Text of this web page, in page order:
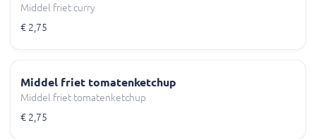
Middel friet curry
€ 2,75
Middel friet tomatenketchup
Middel friet tomatenketchup
€ 2,75